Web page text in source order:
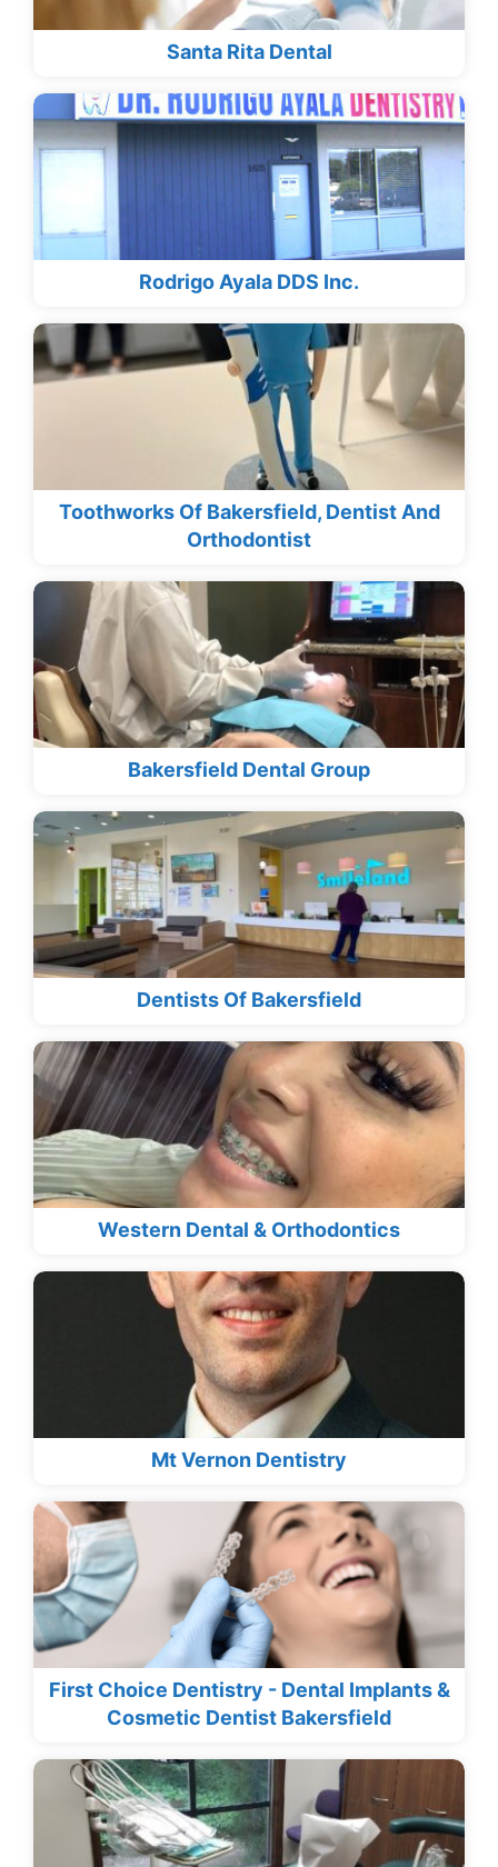
Santa Rita Dental
Rodrigo Ayala DDS Inc.
Toothworks Of Bakersfield, Dentist And
Orthodontist
Bakersfield Dental Group
Dentists Of Bakersfield
Western Dental & Orthodontics
Mt Vernon Dentistry
First Choice Dentistry - Dental Implants &
Cosmetic Dentist Bakersfield